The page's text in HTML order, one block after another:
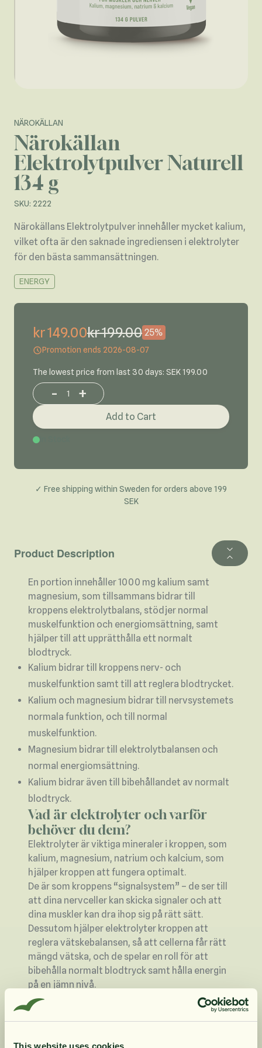
This website uses cookies
NÄROKÄLLAN
Närokällan
Elektrolytpulver Naturell
134 g
SKU: 2222
Närokällans Elektrolytpulver innehåller mycket kalium,
vilket ofta är den saknade ingrediensen i elektrolyter
för den bästa sammansättningen.
ENERGY
kr 149.00kr 199.00 25%
Promotion ends 2026-08-07
The lowest price from last 30 days: SEK 199.00
Increase or decrease product quantity
- +
Add to Cart
✓ Free shipping within Sweden for orders above 199
SEK
Product Description
En portion innehåller 1000 mg kalium samt
magnesium, som tillsammans bidrar till
kroppens elektrolytbalans, stödjer normal
muskelfunktion och energiomsättning, samt
hjälper till att upprätthålla ett normalt
blodtryck.
Kalium bidrar till kroppens nerv- och
muskelfunktion samt till att reglera blodtrycket.
Kalium och magnesium bidrar till nervsystemets
normala funktion, och till normal
muskelfunktion.
Magnesium bidrar till elektrolytbalansen och
normal energiomsättning.
Kalium bidrar även till bibehållandet av normalt
blodtryck.
Vad är elektrolyter och varför
behöver du dem?
Elektrolyter är viktiga mineraler i kroppen, som
kalium, magnesium, natrium och kalcium, som
hjälper kroppen att fungera optimalt.
De är som kroppens “signalsystem” – de ser till
att dina nervceller kan skicka signaler och att
dina muskler kan dra ihop sig på rätt sätt.
Dessutom hjälper elektrolyter kroppen att
reglera vätskebalansen, så att cellerna får rätt
mängd vätska, och de spelar en roll för att
bibehålla normalt blodtryck samt hålla energin
på en jämn nivå.
När du svettas, oavsett om det är under
träning, när du bastar eller om det är varmt
dessa mineraler inte fylls på kan du känna dig